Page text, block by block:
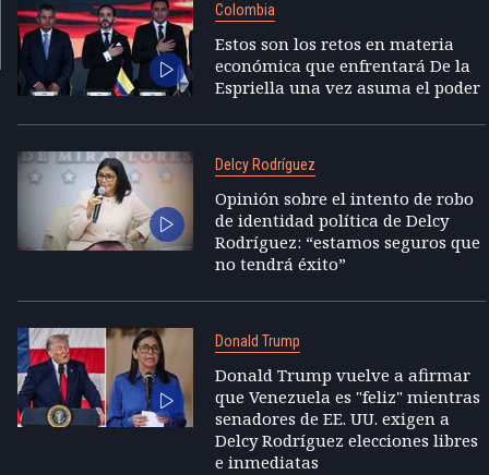
Colombia
Estos son los retos en materia
económica que enfrentará De la
Espriella una vez asuma el poder
Delcy Rodríguez
Opinión sobre el intento de robo
de identidad política de Delcy
Rodríguez: “estamos seguros que
no tendrá éxito”
Donald Trump
Donald Trump vuelve a afirmar
que Venezuela es "feliz" mientras
senadores de EE. UU. exigen a
Delcy Rodríguez elecciones libres
e inmediatas